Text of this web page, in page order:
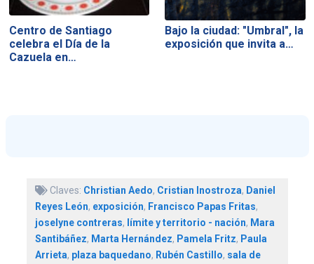
Centro de Santiago
celebra el Día de la
Cazuela en…
Bajo la ciudad: "Umbral", la
exposición que invita a…
Claves: Christian Aedo, Cristian Inostroza, Daniel
Reyes León, exposición, Francisco Papas Fritas,
joselyne contreras, límite y territorio - nación, Mara
Santibáñez, Marta Hernández, Pamela Fritz, Paula
Arrieta, plaza baquedano, Rubén Castillo, sala de